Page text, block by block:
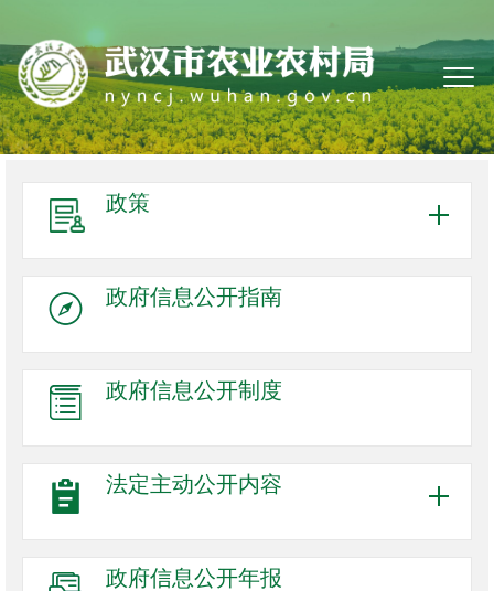
政策
政府信息公开指南
政府信息公开制度
法定主动公开内容
政府信息公开年报